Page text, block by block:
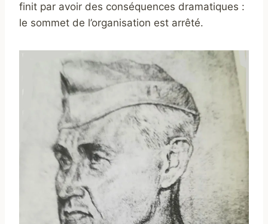
finit par avoir des conséquences dramatiques :
le sommet de l’organisation est arrêté.